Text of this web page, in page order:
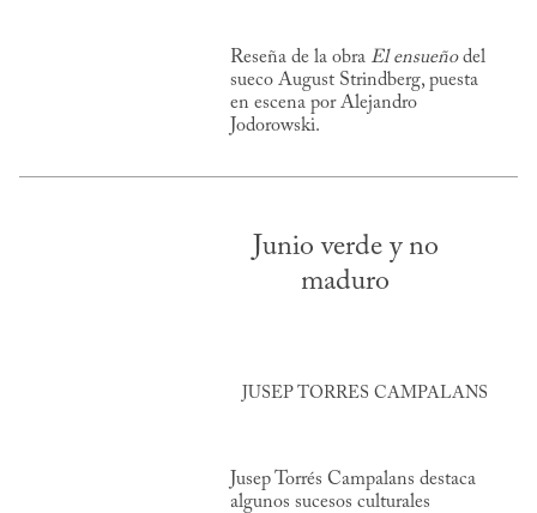
Reseña de la obra El ensueñodel
sueco August Strindberg, puesta
en escena por Alejandro
Jodorowski.
Junio verde y no
maduro
JUSEP TORRES CAMPALANS
Jusep Torrés Campalans destaca
algunos sucesos culturales